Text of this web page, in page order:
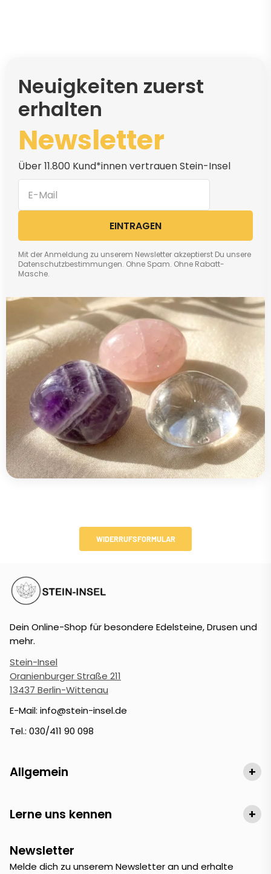
Neuigkeiten zuerst
erhalten
Newsletter
Über 11.800 Kund*innen vertrauen Stein-Insel
EINTRAGEN
Mit der Anmeldung zu unserem Newsletter akzeptierst Du unsere
Datenschutzbestimmungen. Ohne Spam. Ohne Rabatt-
Masche.
WIDERRUFSFORMULAR
Dein Online-Shop für besondere Edelsteine, Drusen und
mehr.
Stein-Insel
Oranienburger Straße 211
13437 Berlin-Wittenau
E-Mail: info@stein-insel.de
Tel.: 030/411 90 098
Allgemein +
Lerne uns kennen +
Newsletter
Melde dich zu unserem Newsletter an und erhalte